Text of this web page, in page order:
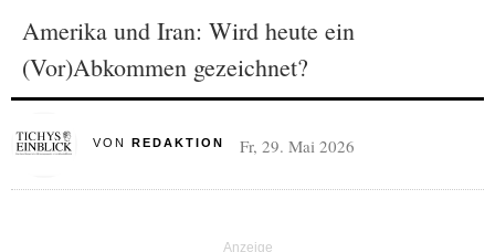
Amerika und Iran: Wird heute ein
(Vor)Abkommen gezeichnet?
VON REDAKTION Fr, 29. Mai 2026